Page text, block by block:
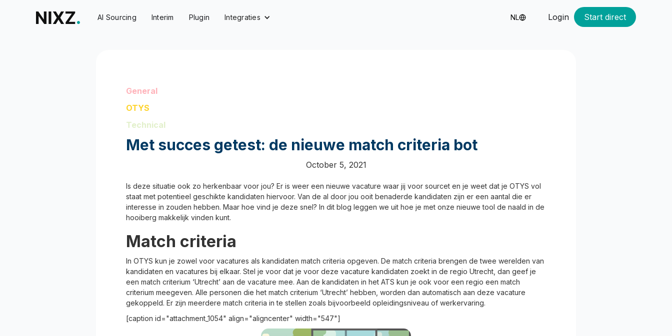
AI Sourcing Interim Plugin Integraties NL Login Start direct
General
OTYS
Technical
Met succes getest: de nieuwe match criteria bot
October 5, 2021
Is deze situatie ook zo herkenbaar voor jou? Er is weer een nieuwe vacature waar jij voor sourcet en je weet dat je OTYS vol
staat met potentieel geschikte kandidaten hiervoor. Van de al door jou ooit benaderde kandidaten zijn er een aantal die er
interesse in zouden hebben. Maar hoe vind je deze snel? In dit blog leggen we uit hoe je met onze nieuwe tool de naald in de
hooiberg makkelijk vinden kunt.
Match criteria
In OTYS kun je zowel voor vacatures als kandidaten match criteria opgeven. De match criteria brengen de twee werelden van
kandidaten en vacatures bij elkaar. Stel je voor dat je voor deze vacature kandidaten zoekt in de regio Utrecht, dan geef je
een match criterium ‘Utrecht’ aan de vacature mee. Aan de kandidaten in het ATS kun je ook voor een regio een match
criterium meegeven. Alle personen die het match criterium ‘Utrecht’ hebben, worden dan automatisch aan deze vacature
gekoppeld. Er zijn meerdere match criteria in te stellen zoals bijvoorbeeld opleidingsniveau of werkervaring.
[caption id="attachment_1054" align="aligncenter" width="547"]